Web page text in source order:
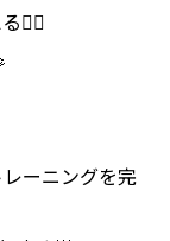
🏋️‍♀️
ーニングを完